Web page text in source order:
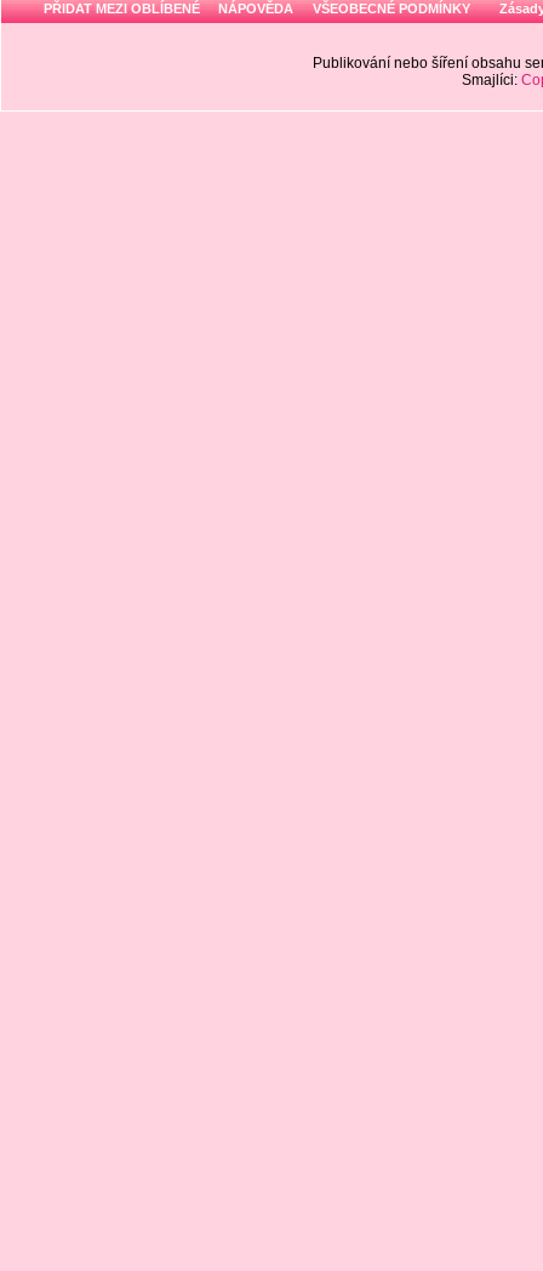
PŘIDAT MEZI OBLÍBENÉ NÁPOVĚDA VŠEOBECNÉ PODMÍNKY
Publikování nebo šíření obsahu
Smajlíci: